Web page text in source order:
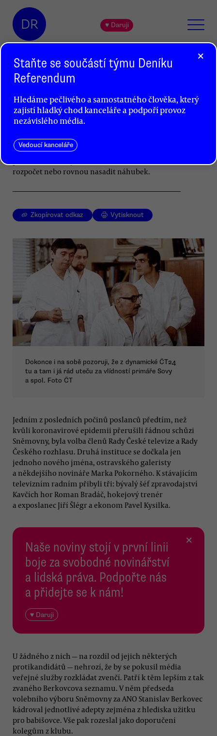
DR ♥ Daruji
Epidemie představila Českou
televizi v nejlepší kondici
Lukáš Jelínek
Česká televize kvalitou služby, kterou plní, všem
svým kritikům vytřela zrak. Měli bychom si to
rozpočet nebo rovnou nasadit náhubek.
Zkopírovat odkaz Vytisknout
Dokonce i na sobě pozoruji, že z dynamické ČT24
tu a tam i já rád uteču za vlídností primáře Sovy
a spol. Foto ČT
Jedním z posledních počinů poslanců předtím, než
kvůli koronavirové epidemii přerušili řádnou schůzi
Sněmovny, byla volba členů Rady České televize a Rady
Českého rozhlasu. Druhá instituce se dočkala jen
jednoho nového jména, ostravského galeristy
a někdejšího novináře Marka Pokorného. K stávajícím
televizním radním přibyli tři: bývalý šéf zpravodajství
Kavčích hor Roman Bradáč, hokejový trenér
a exposlanec Jiří Šlégr a ekonom Pavel Kysilka.
Naše noviny stojí v první linii
boje za svobodné novinářství
a lidská práva. Podpořte nás
a přidejte se k nám!
♥ Daruji
×
U žádného z nich — na rozdíl od jejich některých
protikandidátů — nehrozí, že by se pokusil média
veřejné služby rozkládat zvenčí. Patří k těm lepším z tak
zvaného Berkovcova seznamu. V něm předseda
volebního výboru Sněmovny za ANO Stanislav Berkovec
kádroval jednotlivé adepty zejména z hlediska užitku
pro babišovce. Vše pak rozeslal jako doporučení
kolegům z klubu.
×
Staňte se součástí týmu Deníku
Referendum
Hledáme pečlivého a samostatného člověka, který
zajistí hladký chod kanceláře a podpoří provoz
nezávislého média.
Vedoucí kanceláře